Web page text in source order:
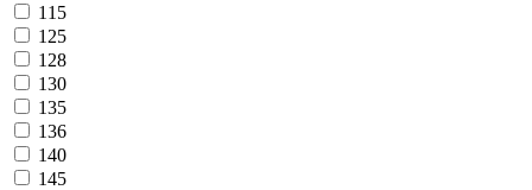
115
125
128
130
135
136
140
145